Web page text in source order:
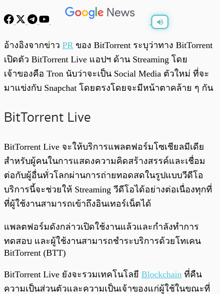
พร้อมเล่น
อ้างอิงจากข่าว PR ของ BitTorrent ระบุว่าทาง BitTorrent
เปิดตัว BitTorrent Live แอปฯ ด้าน Streaming โดย
เจ้าของคือ Tron นับว่าจะเป็น Social Media ตัวใหม่ ที่จะ
มาแข่งกับ Snapchat โดยตรงโดยจะมีหน้าตาคล้าย ๆ กัน
BitTorrent Live
BitTorrent Live จะให้บริการแพลตฟอร์มโซเชียลมีเดีย
สำหรับผู้คนในการแสดงความคิดสร้างสรรค์และเชื่อม
ต่อกับผู้อื่นทั่วโลกผ่านการถ่ายทอดสดในรูปแบบวีดีโอ
บริการนี้จะช่วยให้ Streaming วีดีโอได้อย่างต่อเนื่องทุกที่
ที่ผู้ใช้งานสามารถเข้าถึงอินเทอร์เน็ตได้
แพลตฟอร์มดังกล่าวเปิดใช้งานแล้วและกำลังทำการ
ทดสอบ และผู้ใช้งานสามารถชำระบริการด้วยโทเคน
BitTorrent (BTT)
BitTorrent Live ยังจะรวมเทคโนโลยี Blockchain ที่คืน
ความเป็นส่วนตัวและความเป็นเจ้าของแก่ผู้ใช้ในขณะที่